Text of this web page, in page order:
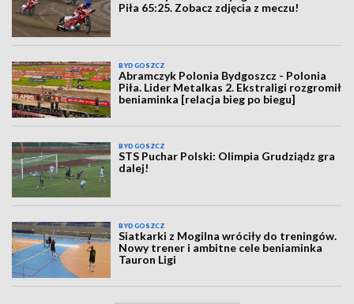
Piła 65:25. Zobacz zdjęcia z meczu!
BYDGOSZCZ
Abramczyk Polonia Bydgoszcz - Polonia
Piła. Lider Metalkas 2. Ekstraligi rozgromił
beniaminka [relacja bieg po biegu]
BYDGOSZCZ
STS Puchar Polski: Olimpia Grudziądz gra
dalej!
BYDGOSZCZ
Siatkarki z Mogilna wróciły do treningów.
Nowy trener i ambitne cele beniaminka
Tauron Ligi